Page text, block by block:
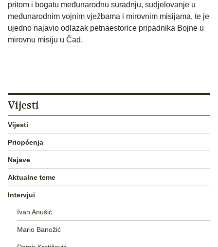
pritom i bogatu međunarodnu suradnju, sudjelovanje u
međunarodnim vojnim vježbama i mirovnim misijama, te je
ujedno najavio odlazak petnaestorice pripadnika Bojne u
mirovnu misiju u Čad.
Vijesti
Vijesti
Priopćenja
Najave
Aktualne teme
Intervjui
Ivan Anušić
Mario Banožić